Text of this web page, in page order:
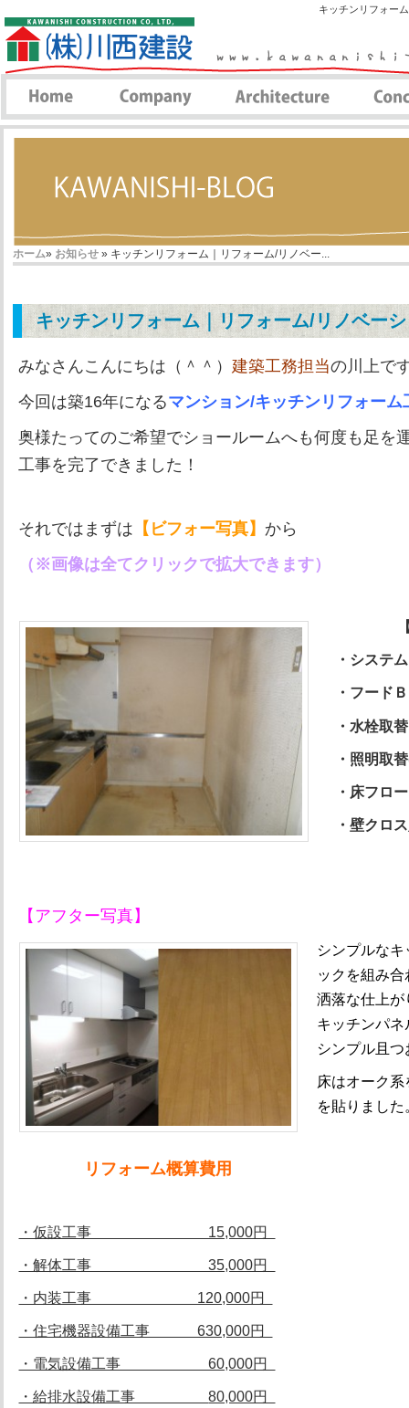
キッチンリフォー
ホーム» お知らせ » キッチンリフォーム｜リフォーム/リノベー...
キッチンリフォーム｜リフォーム/リノベー
みなさんこんにちは（＾＾）建築工務担当の川上で
今回は築16年になるマンション/キッチンリフォーム
奥様たってのご希望でショールームへも何度も足を
工事を完了できました！
それではまずは 【ビフォー写真】 から
（※画像は全てクリックで拡大できます）
【
・システ
・フード
・水栓取
・照明取
・床フロ
・壁クロ
【アフター写真】
シンプルな
ックを組み
洒落な仕上が
キッチンパ
シンプル且
床はオーク
を貼りました
リフォーム概算費用
・仮設工事 15,000円
・解体工事 35,000円
・内装工事 120,000円
・住宅機器設備工事 630,000円
・電気設備工事 60,000円
・給排水設備工事80,000円